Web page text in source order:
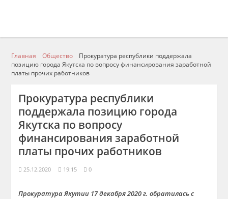
Главная Общество
Прокуратура республики поддержала
позицию города Якутска по вопросу финансирования заработной
платы прочих работников
Прокуратура республики
поддержала позицию города
Якутска по вопросу
финансирования заработной
платы прочих работников
25.12.2020 19:15 0
Прокуратура Якутии 17 декабря 2020 г. обратилась с